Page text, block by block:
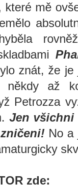
mě
znát, že
až
Petrozza
Jen všichni
No a
zde: